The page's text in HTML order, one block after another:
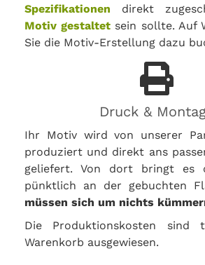
Spezifikationen direkt
Motiv gestaltet sein sollte. Auf
Sie die Motiv-Erstellung dazu
Druck &
Ihr Motiv wird von unserer
produziert und direkt ans
geliefert. Von dort bringt es
pünktlich an der gebuchten
müssen sich um nichts
Die Produktionskosten sind
Warenkorb ausgewiesen.